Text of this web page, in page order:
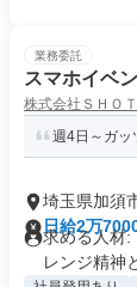
業務委託
スマホイベ
株式会社ＳＨＯ
週4日～ガッ
埼玉県加須
日給2万
求める人材:
レンジ精神